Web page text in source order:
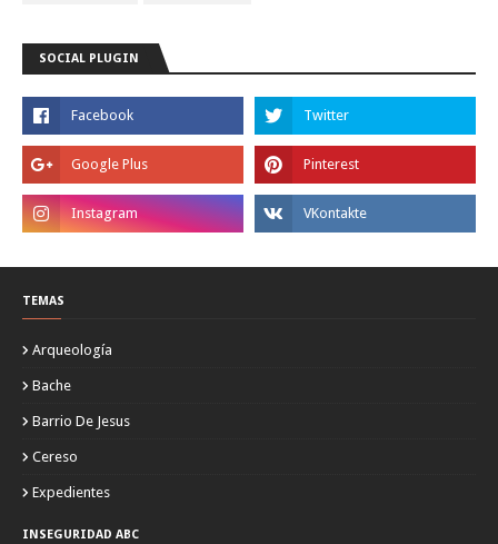
SOCIAL PLUGIN
TEMAS
Arqueología
Bache
Barrio De Jesus
Cereso
Expedientes
INSEGURIDAD ABC